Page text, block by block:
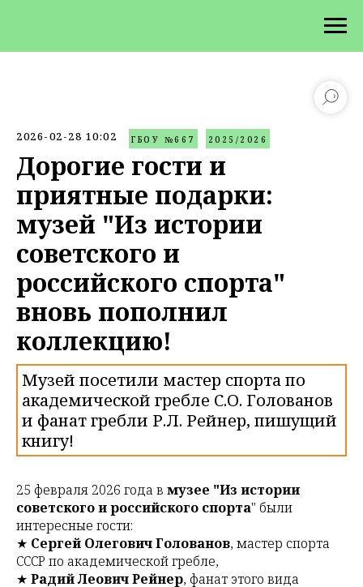
Дорогие гости и
приятные подарки:
музей "Из истории
советского и
российского спорта"
вновь пополнил
коллекцию!
Музей посетили мастер спорта по
академической гребле С.О. Голованов
и фанат гребли Р.Л. Рейнер, пишущий
книгу!
25 февраля 2026 года в музее "Из истории
советского и российского спорта" были
интересные гости:
★ Сергей Олегович Голованов, мастер спорта
СССР по академической гребле,
★ Радий Леович Рейнер, фанат этого вида
2026-02-28 10:02 ГБОУ №667 2025/2026